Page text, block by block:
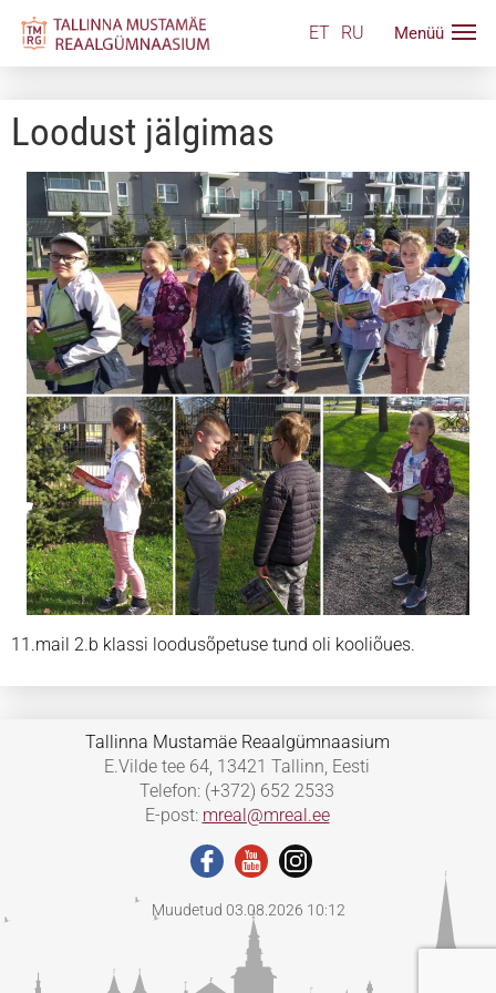
ET RU
Loodust jälgimas
11.mail 2.b klassi loodusõpetuse tund oli kooliõues.
Tallinna Mustamäe Reaalgümnaasium
E.Vilde tee 64, 13421 Tallinn, Eesti
Telefon: (+372) 652 2533
E-post: mreal@mreal.ee
Muudetud 03.08.2026 10:12